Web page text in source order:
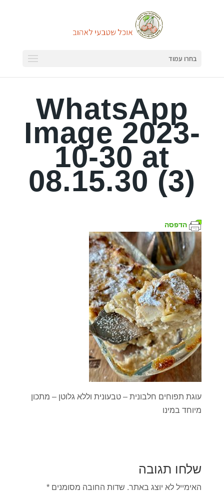
בחרו עמוד
WhatsApp
Image 2023-
10-30 at
08.15.30 (3)
הדפסה
עוגת תפוחים חלבונית – טבעונית וללא גלוטן – מתכון
מיוחד במינו
שלחו תגובה
האימייל לא יוצג באתר. שדות החובה מסומנים *